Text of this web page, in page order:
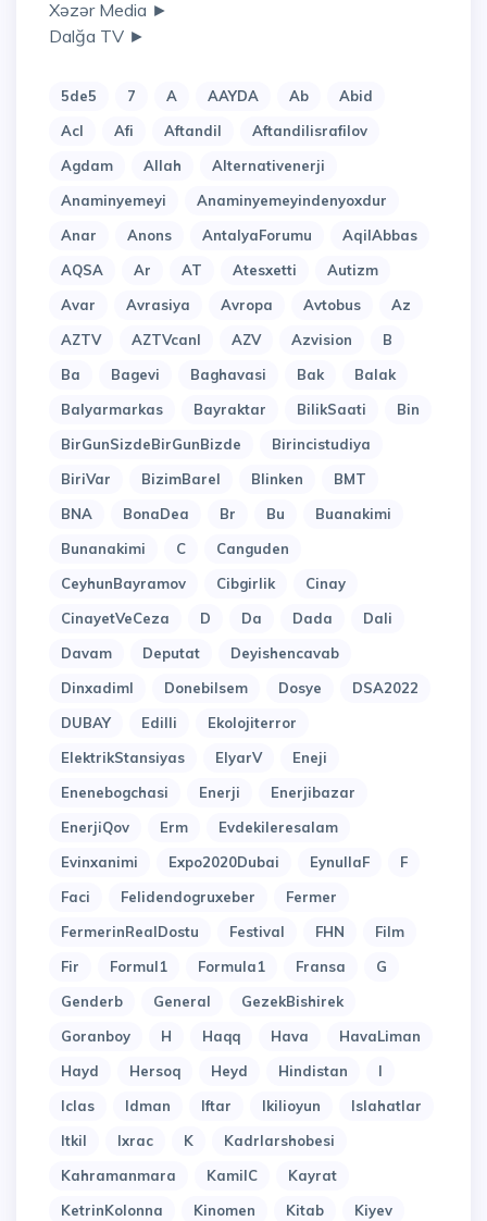
Xəzər Media ►
Dalğa TV ►
5de5 7 A AAYDA Ab
Abid
Acl
Afi Aftandil
Aftandilisrafilov
Agdam
Allah
Alternativenerji
Anaminyemeyi
Anaminyemeyindenyoxdur
Anar
Anons AntalyaForumu
AqilAbbas
AQSA
Ar AT Atesxetti
Autizm
Avar
Avrasiya Avropa Avtobus
Az
AZTV
AZTVcanl AZV Azvision
B
Ba
Bagevi Baghavasi Bak
Balak
Balyarmarkas
Bayraktar BilikSaati
Bin
BirGunSizdeBirGunBizde
Birincistudiya
BiriVar
BizimBarel Blinken
BMT
BNA
BonaDea Br Bu
Buanakimi
Bunanakimi
C
Canguden
CeyhunBayramov
Cibgirlik
Cinay
CinayetVeCeza
D Da Dada
Dali
Davam
Deputat
Deyishencavab
Dinxadiml
Donebilsem Dosye
DSA2022
DUBAY
Edilli
Ekolojiterror
ElektrikStansiyas
ElyarV
Eneji
Enenebogchasi
Enerji
Enerjibazar
EnerjiQov
Erm
Evdekileresalam
Evinxanimi
Expo2020Dubai EynullaF
F
Faci
Felidendogruxeber
Fermer
FermerinRealDostu
Festival FHN
Film
Fir
Formul1 Formula1 Fransa
G
Genderb
General
GezekBishirek
Goranboy
H Haqq Hava
HavaLiman
Hayd
Hersoq Heyd Hindistan
I
Iclas
Idman Iftar Ikilioyun
Islahatlar
Itkil
Ixrac K
Kadrlarshobesi
Kahramanmara
KamilC
Kayrat
KetrinKolonna
Kinomen Kitab
Kiyev